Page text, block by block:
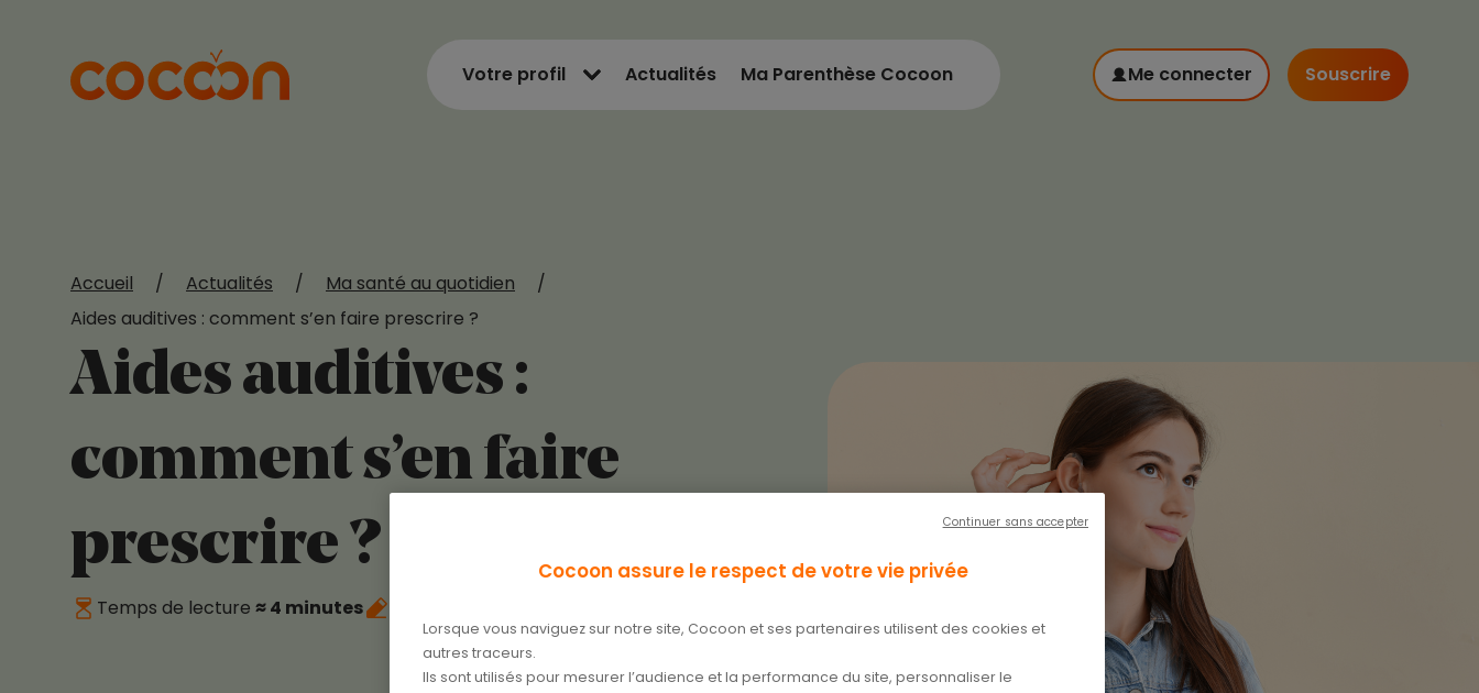
Votre profil Actualités Ma Parenthèse Cocoon Me connecter Souscrire
Accueil / Actualités / Ma santé au quotidien
/
Aides auditives : comment s’en faire prescrire ?
Aides auditives :
comment s’en faire
prescrire ?
Temps de lecture ≈ 4 minutes
Cocoon assure le respect de votre vie privée
Lorsque vous naviguez sur notre site, Cocoon et ses partenaires utilisent des cookies et
autres traceurs.
Ils sont utilisés pour mesurer l’audience et la performance du site, personnaliser le
Continuer sans accepter